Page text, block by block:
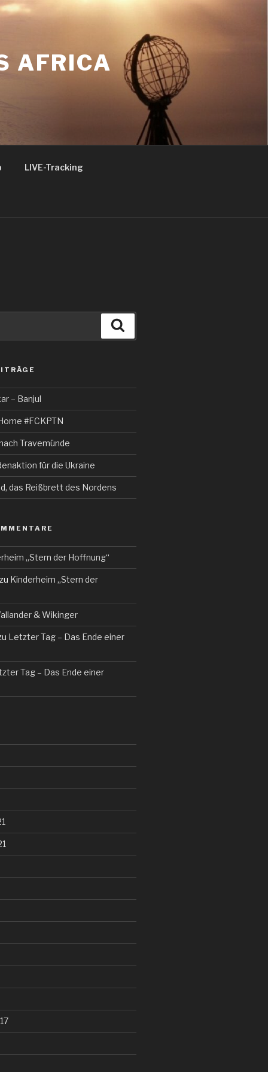
AFRICA
LIVE-Tracking
– Banjul
#FCKPTN
Travemünde
für die Ukraine
das Reißbrett des Nordens
„Stern der Hoffnung“
zu Kinderheim „Stern der
& Wikinger
Letzter Tag – Das Ende einer
Tag – Das Ende einer